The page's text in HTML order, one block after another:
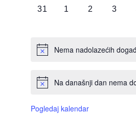
0
31
0
1
0
2
0
3
Nema nadolazećih
Na današnji dan nema
Pogledaj kalendar